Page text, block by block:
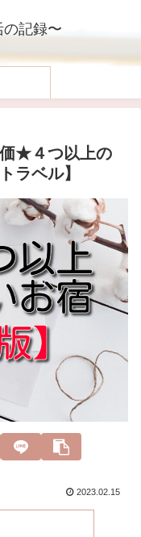
記録〜
価★４つ以上の
ラベル】
2023.02.15